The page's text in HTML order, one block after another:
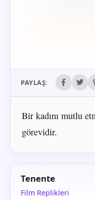
PAYLAŞ:
Bir kadını mutlu
görevidir.
Tenente
Film Replikleri